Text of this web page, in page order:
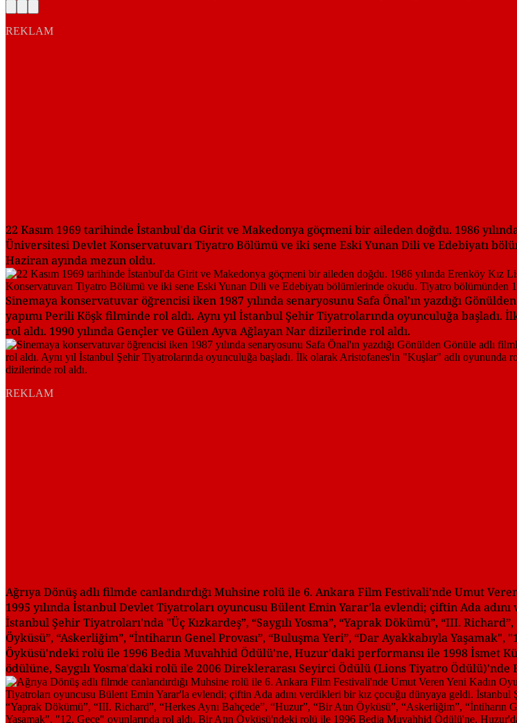
REKLAM
22 Kasım 1969 tarihinde İstanbul'da Girit ve Makedonya göçmeni bir aileden doğdu. 1986
Üniversitesi Devlet Konservatuvarı Tiyatro Bölümü ve iki sene Eski Yunan Dili ve Edebiyatı
Haziran ayında mezun oldu.
Sinemaya konservatuvar öğrencisi iken 1987 yılında senaryosunu Safa Önal'ın yazdığı
yapımı Perili Köşk filminde rol aldı. Aynı yıl İstanbul Şehir Tiyatrolarında oyunculuğa
rol aldı. 1990 yılında Gençler ve Gülen Ayva Ağlayan Nar dizilerinde rol aldı.
REKLAM
Ağrıya Dönüş adlı filmde canlandırdığı Muhsine rolü ile 6. Ankara Film Festivali'nde Umut
1995 yılında İstanbul Devlet Tiyatroları oyuncusu Bülent Emin Yarar'la evlendi; çiftin Ada
İstanbul Şehir Tiyatroları'nda "Üç Kızkardeş”, “Saygılı Yosma”, “Yaprak Dökümü”, “III.
Öyküsü”, “Askerliğim”, “İntiharın Genel Provası”, “Buluşma Yeri”, “Dar Ayakkabıyla Yaşamak",
Öyküsü'ndeki rolü ile 1996 Bedia Muvahhid Ödülü'ne, Huzur'daki performansı ile 1998 İsmet
ödülüne, Saygılı Yosma'daki rolü ile 2006 Direklerarası Seyirci Ödülü (Lions Tiyatro